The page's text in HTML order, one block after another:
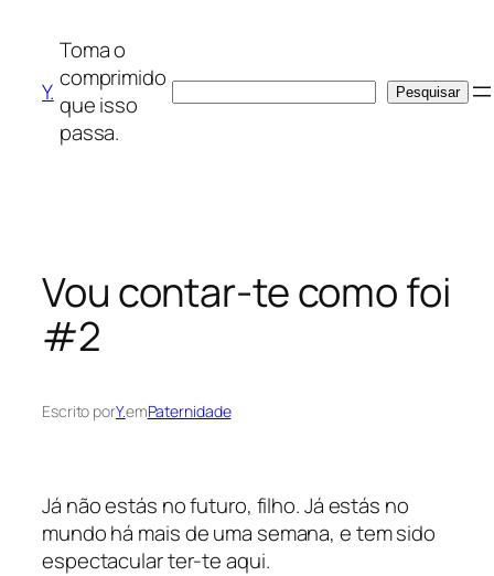
conteúdo
Y.
Toma o
comprimido
que isso
passa.
Pesquisar
Vou contar-te como foi
#2
Escrito porY.emPaternidade
Já não estás no futuro, filho. Já estás no
mundo há mais de uma semana, e tem sido
espectacular ter-te aqui.